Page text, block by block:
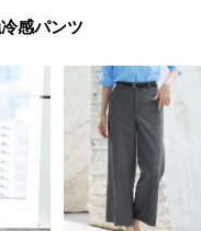
感パンツ